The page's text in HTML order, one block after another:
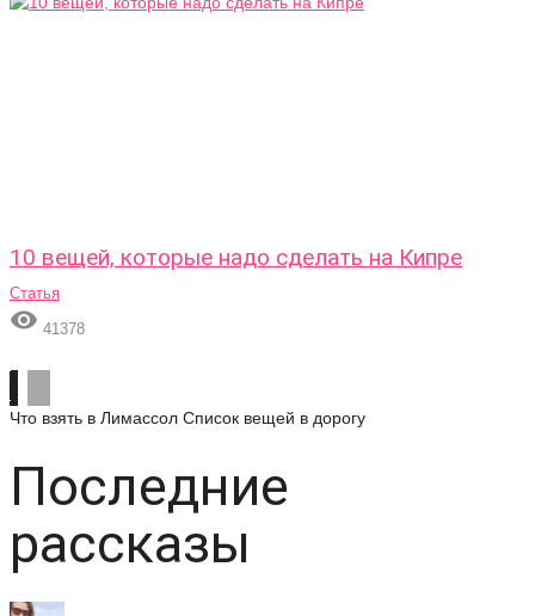
10 вещей, которые надо сделать на Кипре
Статья
 41378
Что взять в Лимассол Список вещей в дорогу
Последние
рассказы